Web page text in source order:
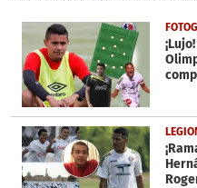
23
seconds